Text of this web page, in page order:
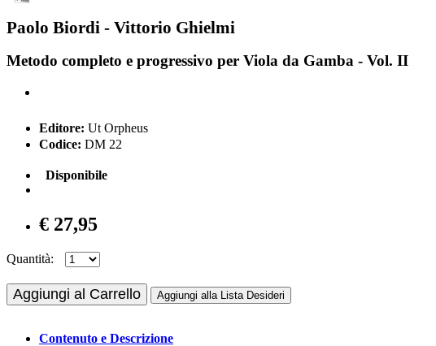
Paolo Biordi - Vittorio Ghielmi
Metodo completo e progressivo per Viola da Gamba - Vol. II
Editore: Ut Orpheus
Codice: DM 22
Disponibile
€ 27,95
Quantità:
Aggiungi al Carrello Aggiungi alla Lista Desideri
Contenuto e Descrizione